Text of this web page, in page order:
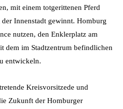
mit einem totgerittenen Pferd
Innenstadt gewinnt. Homburg
nutzen, den Enklerplatz am
dem im Stadtzentrum befindlichen
entwickeln.
Kreisvorsitzede und
Zukunft der Homburger